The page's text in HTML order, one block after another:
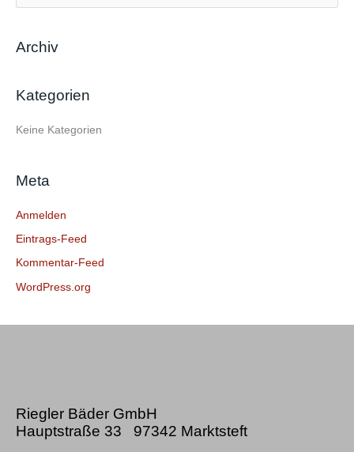
h
n
h
Archiv
Kategorien
Keine Kategorien
Meta
Anmelden
Eintrags-Feed
Kommentar-Feed
WordPress.org
Riegler Bäder GmbH
Hauptstraße 33 97342 Marktsteft